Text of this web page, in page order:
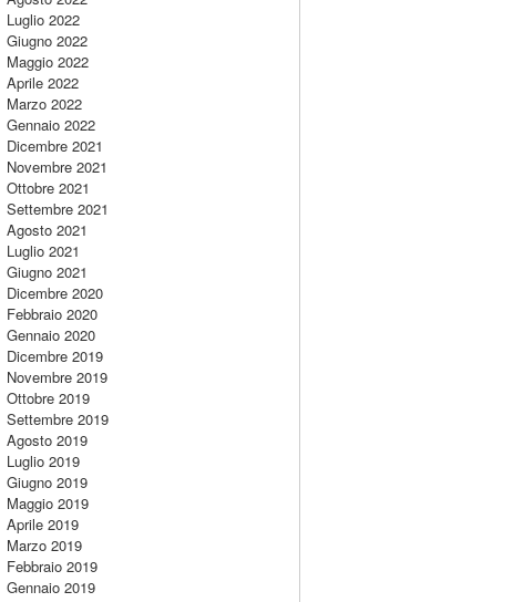
Luglio 2022
Giugno 2022
Maggio 2022
Aprile 2022
Marzo 2022
Gennaio 2022
Dicembre 2021
Novembre 2021
Ottobre 2021
Settembre 2021
Agosto 2021
Luglio 2021
Giugno 2021
Dicembre 2020
Febbraio 2020
Gennaio 2020
Dicembre 2019
Novembre 2019
Ottobre 2019
Settembre 2019
Agosto 2019
Luglio 2019
Giugno 2019
Maggio 2019
Aprile 2019
Marzo 2019
Febbraio 2019
Gennaio 2019